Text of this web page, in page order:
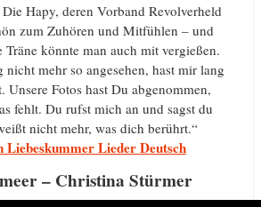
Hapy, deren Vorband Revolverheld
zum Zuhören und Mitfühlen – und
Träne könnte man auch mit vergießen.
nicht mehr so angesehen, hast mir lang
Unsere Fotos hast Du abgenommen,
fehlt. Du rufst mich an und sagst du
nicht mehr, was dich berührt.“
Liebeskummer Lieder Deutsch
– Christina Stürmer